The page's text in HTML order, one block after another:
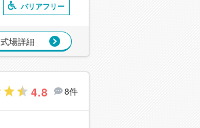
バリアフリー
式場詳細
4.8 8件